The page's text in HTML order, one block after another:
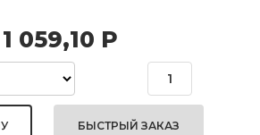
1 059,10 Р
БЫСТРЫЙ ЗАКАЗ